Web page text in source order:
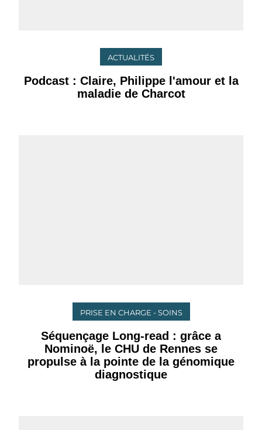
ACTUALITÉS
Podcast : Claire, Philippe l'amour et la
maladie de Charcot
PRISE EN CHARGE - SOINS
Séquençage Long-read : grâce a
Nominoë, le CHU de Rennes se
propulse à la pointe de la génomique
diagnostique